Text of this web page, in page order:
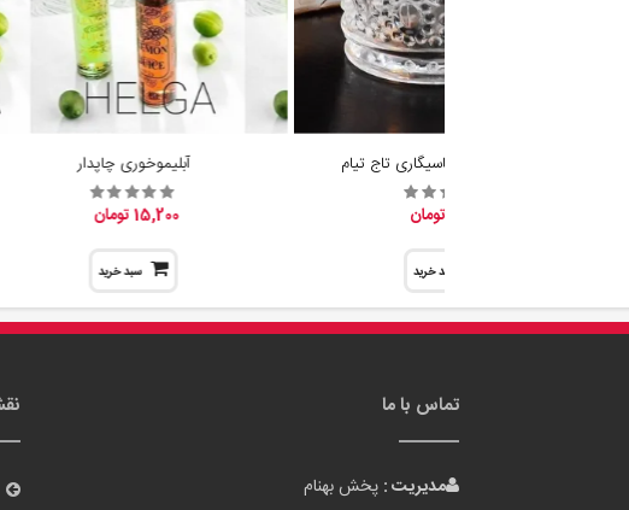
جا شمع وارمر و جاسیگاری تاج تیام
سبد خرید
آبلیموخوری چاپدار
15,200 تومان
سبد خرید
تماس با ما
مدیریت : پخش بهنام